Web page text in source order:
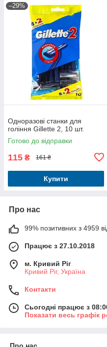
–29%
Одноразові станки для
гоління Gillette 2, 10 шт.
Готово до відправки
115 ₴ 161 ₴
Купити
Про нас
99% позитивних з 4959
Працює з 27.10.2018
м. Кривий Ріг
Кривий Ріг, Україна
Контакти
Сьогодні працює з
Показати весь графік